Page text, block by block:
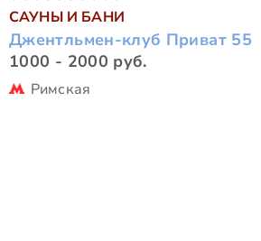
САУНЫ И БАНИ
Джентльмен-клуб Приват 55
1000 - 2000 руб.
Римская